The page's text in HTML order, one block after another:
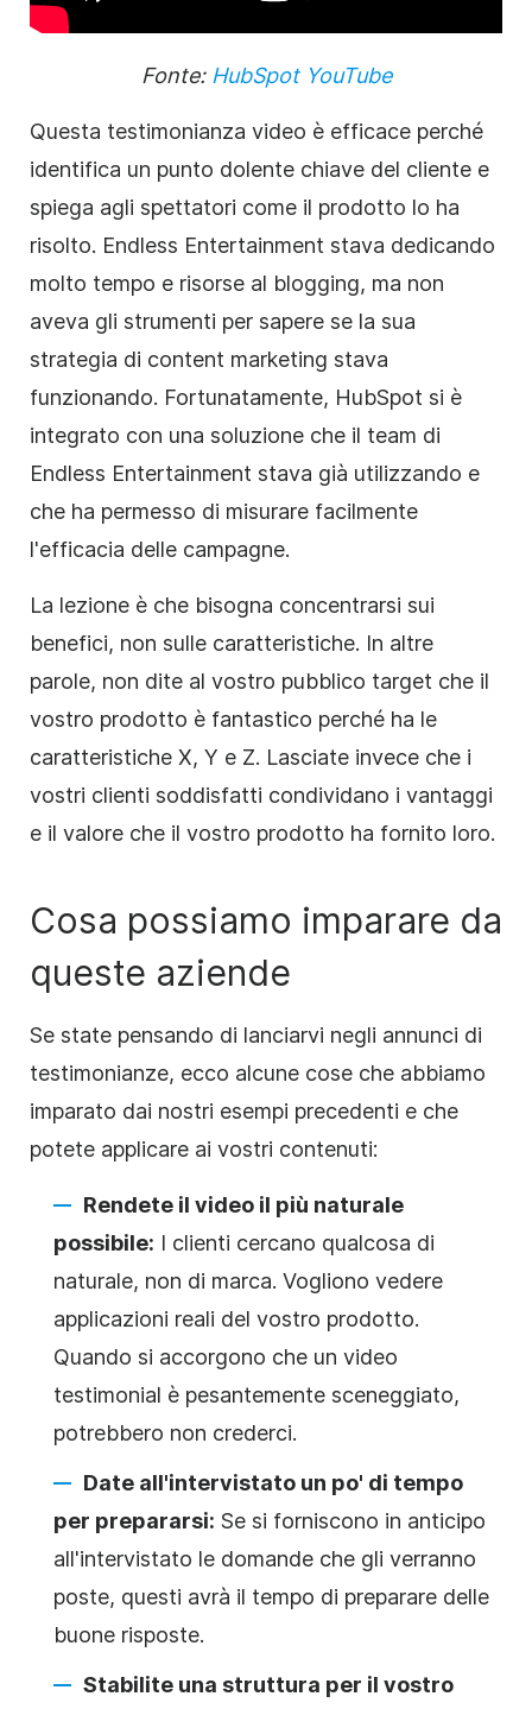
Fonte: HubSpot YouTube
Questa testimonianza video è efficace perché
identifica un punto dolente chiave del cliente e
spiega agli spettatori come il prodotto lo ha
risolto. Endless Entertainment stava dedicando
molto tempo e risorse al blogging, ma non
aveva gli strumenti per sapere se la sua
strategia di content marketing stava
funzionando. Fortunatamente, HubSpot si è
integrato con una soluzione che il team di
Endless Entertainment stava già utilizzando e
che ha permesso di misurare facilmente
l'efficacia delle campagne.
La lezione è che bisogna concentrarsi sui
benefici, non sulle caratteristiche. In altre
parole, non dite al vostro pubblico target che il
vostro prodotto è fantastico perché ha le
caratteristiche X, Y e Z. Lasciate invece che i
vostri clienti soddisfatti condividano i vantaggi
e il valore che il vostro prodotto ha fornito loro.
Cosa possiamo imparare da
queste aziende
Se state pensando di lanciarvi negli annunci di
testimonianze, ecco alcune cose che abbiamo
imparato dai nostri esempi precedenti e che
potete applicare ai vostri contenuti:
Rendete il video il più naturale
possibile: I clienti cercano qualcosa di
naturale, non di marca. Vogliono vedere
applicazioni reali del vostro prodotto.
Quando si accorgono che un video
testimonial è pesantemente sceneggiato,
potrebbero non crederci.
Date all'intervistato un po' di tempo
per prepararsi: Se si forniscono in anticipo
all'intervistato le domande che gli verranno
poste, questi avrà il tempo di preparare delle
buone risposte.
Stabilite una struttura per il vostro